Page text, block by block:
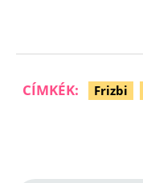
CÍMKÉK: Frizbi